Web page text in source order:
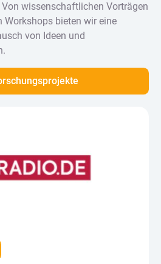
wissenschaftlichen Vorträgen
bieten wir eine
von Ideen und